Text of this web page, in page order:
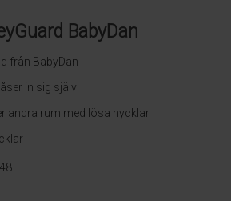
BabyDan
från BabyDan
in sig själv
andra rum med lösa nycklar